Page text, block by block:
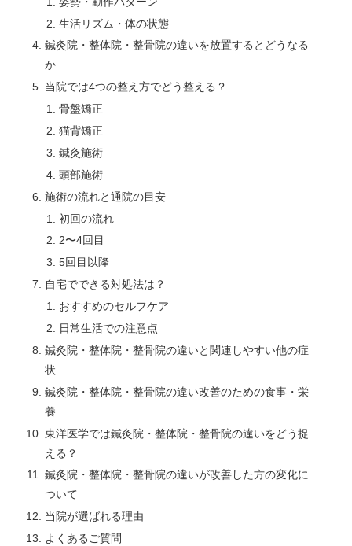
生活リズム・体の状態
鍼灸院・整体院・整骨院の違いを放置するとどうなる
か
当院では4つの整え方でどう整える？
骨盤矯正
猫背矯正
鍼灸施術
頭部施術
施術の流れと通院の目安
初回の流れ
2〜4回目
5回目以降
自宅でできる対処法は？
おすすめのセルフケア
日常生活での注意点
鍼灸院・整体院・整骨院の違いと関連しやすい他の症
状
鍼灸院・整体院・整骨院の違い改善のための食事・栄
養
東洋医学では鍼灸院・整体院・整骨院の違いをどう捉
える？
鍼灸院・整体院・整骨院の違いが改善した方の変化に
ついて
当院が選ばれる理由
よくあるご質問